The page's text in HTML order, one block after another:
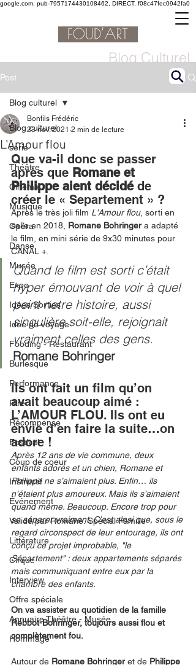
google.com, pub-7957174430108462, DIRECT, f08c47fec0942fa0
Blog Culturel
Post
Blog culturel
serie
Théâtre
Cinéma
Musique
Opéra
Danse
Musée
Expo
Idées Sorties
Idée de voyage
Fooding - Restaurant
Burlesque
Performance
Rire
Récompense
Festival
Coup de coeur
Instructif
Événement
Validé par Romane. Spécial Famille
Littérature
Cirque
Interview
Offre spéciale
Annuaire Théâtre - Musée
Hommage
Blog culturel
L'Amour flou
Bonfils Frédéric
23 nov. 2021 2 min de lecture
Que va-il donc se passer
après que Romane et
Philippe aient décidé de
créer le « Separtement » ?
Après le très joli film L'Amour flou, sorti en
salle en 2018, Romane Bohringer a adapté
le film, en mini série de 9x30 minutes pour
CANAL +.
Quand le film est sorti c’était
hyper émouvant de voir à quel
point notre histoire, aussi
singulière soit-elle, rejoignait
vraiment celles des gens.
Romane Bohringer
Ils ont fait un film qu’on
avait beaucoup aimé :
L’AMOUR FLOU. Ils ont eu
envie d’en faire la suite…on
adore !
Après 12 ans de vie commune, deux
enfants adorés et un chien, Romane et
Philippe ne s’aimaient plus. Enfin… ils
n’étaient plus amoureux. Mais ils s’aimaient
quand même. Beaucoup. Encore trop pour
se séparer vraiment. C’est ainsi que, sous le
regard circonspect de leur entourage, ils ont
conçu ce projet improbable, "le
Sépartement" : deux appartements séparés
mais communiquant entre eux par la
chambre des enfants.
On va assister au quotidien de la famille
Rebbot-Bohringer, toujours aussi flou et
complètement fou.
Autour de Romane Bohringer et de Philippe